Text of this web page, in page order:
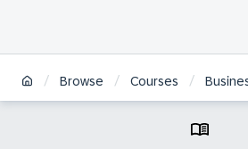
/ Browse / Courses / Business